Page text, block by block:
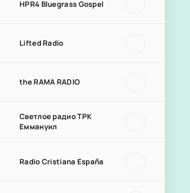
HPR4 Bluegrass Gospel
Lifted Radio
the RAMA RADIO
Светлое радио ТРК
Еммануил
Radio Cristiana España